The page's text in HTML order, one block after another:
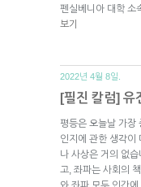
펜실베니아 대학 소
보기
2022년 4월 8일.
[필진 칼럼] 유
평등은 오늘날 가장
인지에 관한 생각이
나 사상은 거의 없
고, 좌파는 사회의